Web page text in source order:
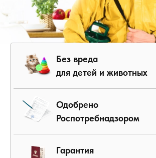
Без вреда
для детей и животных
Одобрено
Роспотребнадзором
Гарантия